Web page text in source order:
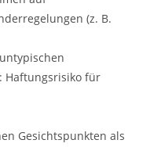
(z. B.
Haftungsrisiko für
Gesichtspunkten als